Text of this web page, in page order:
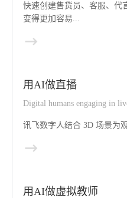
快速创建售货员、客服、代
变得更加容易...
用AI做直播
Digital humans engaging in
讯飞数字人结合 3D 场景为
用AI做虚拟教师